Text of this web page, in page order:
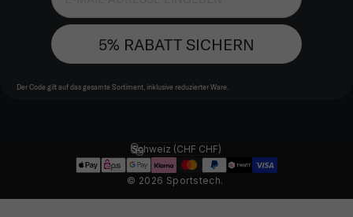
5% RABATT SICHERN
Der Code gilt auf das gesamte Sortiment, inklusive reduzierter Ware.
© 2026 Sportstech.
Land/Region
Schweiz (CHF CHF)